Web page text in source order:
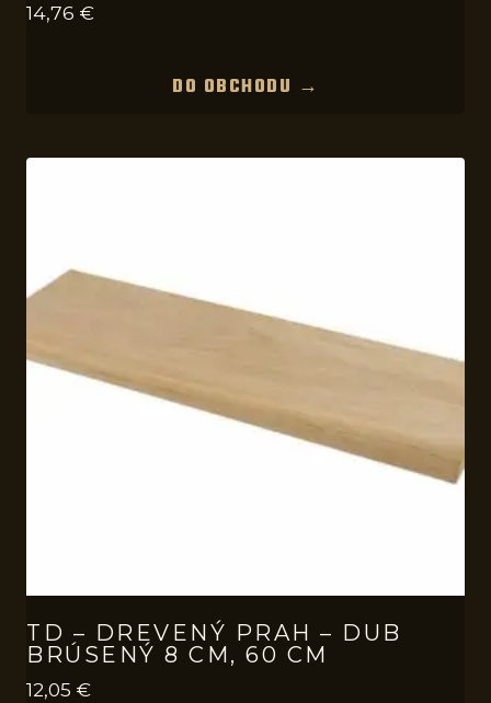
14,76 €
DO OBCHODU →
TD – DREVENÝ PRAH – DUB
BRÚSENÝ 8 CM, 60 CM
12,05 €